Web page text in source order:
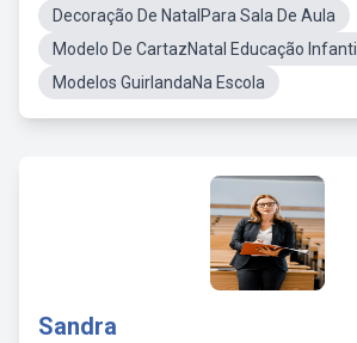
Decoração De NatalPara Sala De Aula
Modelo De CartazNatal Educação Infantil
Modelos GuirlandaNa Escola
Sandra